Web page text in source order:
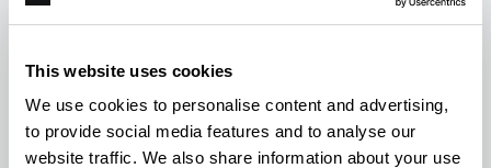
This website uses cookies
We use cookies to personalise content and advertising,
to provide social media features and to analyse our
website traffic. We also share information about your use
Fuente:
Murataeva, N., Youkilis, J., Rao, Y., &
CB1 Receptors Reduce Sweating in a Mouse
Model. FASEB journal : official publication of the
Federation of American Societies for